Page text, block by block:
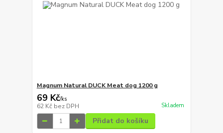
Magnum Natural DUCK Meat dog 1200 g
69 Kč/ks
62 Kč bez DPH Skladem
Přidat do košíku